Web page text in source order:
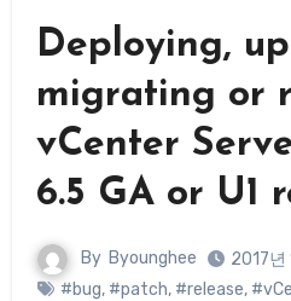
Deploying,
migrating or
vCenter
6.5 GA or U1
By Byounghee
2017년
#bug, #patch, #release,